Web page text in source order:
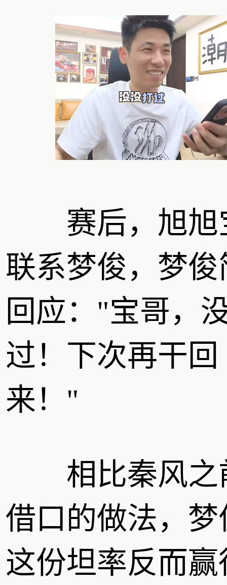
赛后，旭旭
联系梦俊，梦俊
回应："宝哥，
过！下次再干回
来！"
相比秦风之
借口的做法，梦
这份坦率反而赢